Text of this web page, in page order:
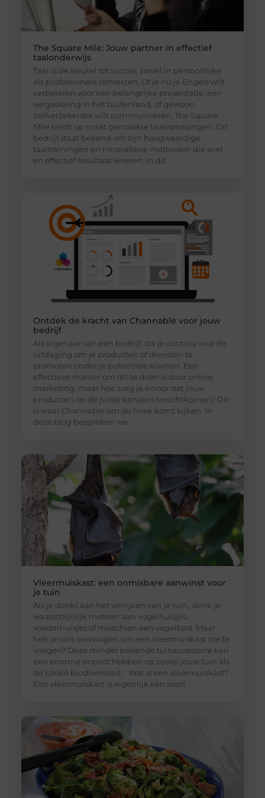
The Square Mile: Jouw partner in effectief
taalonderwijs
Taal is de sleutel tot succes, zowel in persoonlijke
als professionele contexten. Of je nu je Engels wilt
verbeteren voor een belangrijke presentatie, een
vergadering in het buitenland, of gewoon
zelfverzekerder wilt communiceren, The Square
Mile biedt op maat gemaakte taaloplossingen. Dit
bedrijf staat bekend om zijn hoogwaardige
taaltrainingen en innovatieve methoden die snel
en effectief resultaat leveren. In dit
Ontdek de kracht van Channable voor jouw
bedrijf
Als eigenaar van een bedrijf, sta je continu voor de
uitdaging om je producten of diensten te
promoten onder je potentiële klanten. Een
effectieve manier om dit te doen is door online
marketing, maar hoe zorg je ervoor dat jouw
producten op de juiste kanalen terechtkomen? Dit
is waar Channable om de hoek komt kijken. In
deze blog bespreken we
Vleermuiskast: een onmisbare aanwinst voor
je tuin
Als je denkt aan het verrijken van je tuin, denk je
waarschijnlijk meteen aan vogelhuisjes,
voederhuisjes of misschien een vogelbad. Maar
heb je ooit overwogen om een vleermuiskast toe te
voegen? Deze minder bekende tuinaccessoire kan
een enorme impact hebben op zowel jouw tuin als
de lokale biodiversiteit. Wat is een vleermuiskast?
Een vleermuiskast is eigenlijk een soort